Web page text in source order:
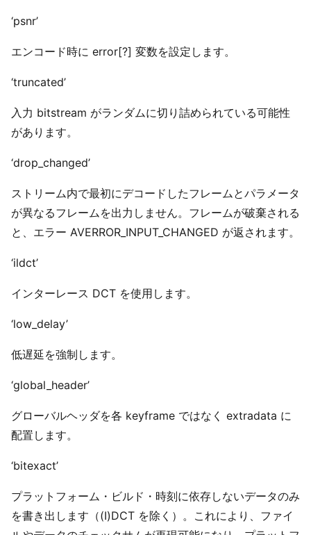
‘psnr’
エンコード時に error[?] 変数を設定します。
‘truncated’
入力 bitstream がランダムに切り詰められている可能性
があります。
‘drop_changed’
ストリーム内で最初にデコードしたフレームとパラメータ
が異なるフレームを出力しません。フレームが破棄される
と、エラー AVERROR_INPUT_CHANGED が返されます。
‘ildct’
インターレース DCT を使用します。
‘low_delay’
低遅延を強制します。
‘global_header’
グローバルヘッダを各 keyframe ではなく extradata に
配置します。
‘bitexact’
プラットフォーム・ビルド・時刻に依存しないデータのみ
を書き出します（(I)DCT を除く）。これにより、ファイ